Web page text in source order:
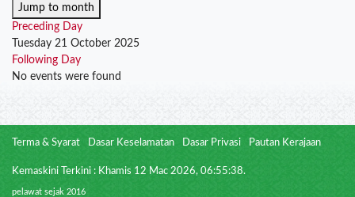
Jump to month
Preceding Day
Tuesday 21 October 2025
Following Day
No events were found
Terma & Syarat Dasar Keselamatan Dasar Privasi Pautan Kerajaan
Kemaskini Terkini : Khamis 12 Mac 2026, 06:55:38.
pelawat sejak 2016